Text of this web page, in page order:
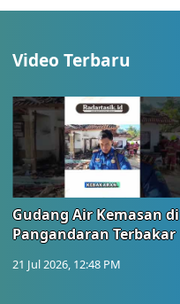
Video Terbaru
Gudang Air Kemasan di
Pangandaran Terbakar
21 Jul 2026, 12:48 PM